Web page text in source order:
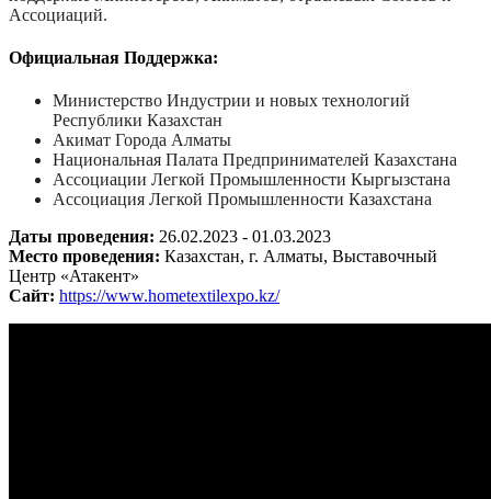
Ассоциаций.
Официальная Поддержка:
Министерство Индустрии и новых технологий
Республики Казахстан
Акимат Города Алматы
Национальная Палата Предпринимателей Казахстана
Ассоциации Легкой Промышленности Кыргызстана
Ассоциация Легкой Промышленности Казахстана
Даты проведения: 26.02.2023 - 01.03.2023
Место проведения: Казахстан, г. Алматы, Выставочный
Центр «Атакент»
Сайт: https://www.hometextilexpo.kz/